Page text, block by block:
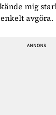
mig
avgöra.